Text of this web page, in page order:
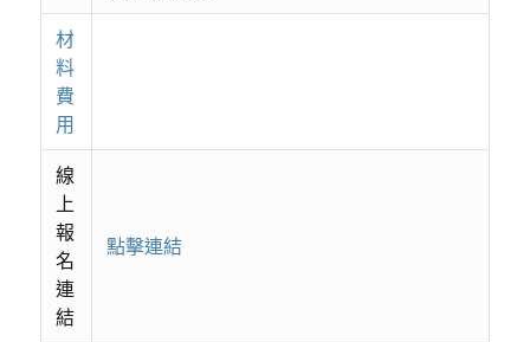
材
料
費
用
線
上
報
名
連
結
點擊連結